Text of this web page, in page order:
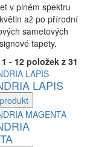
v plném spektru
až po přírodní
sametových
tapety.
- 12 položek z 31
LAPIS
produkt